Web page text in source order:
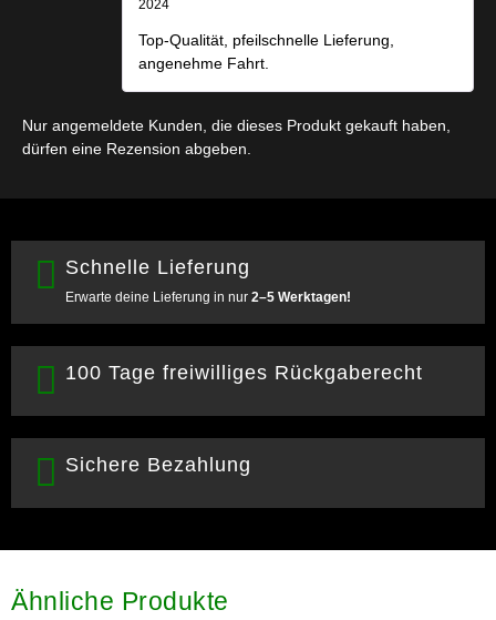
2024
Top-Qualität, pfeilschnelle Lieferung,
angenehme Fahrt.
Nur angemeldete Kunden, die dieses Produkt gekauft haben,
dürfen eine Rezension abgeben.
Schnelle Lieferung
Erwarte deine Lieferung in nur 2–5 Werktagen!
100 Tage freiwilliges Rückgaberecht
Sichere Bezahlung
Ähnliche Produkte